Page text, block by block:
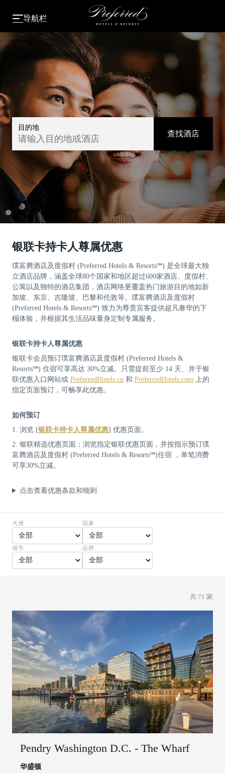
导航栏
目的地
请输入目的地或酒店
查找酒店
银联卡持卡人尊属优惠
璞富腾酒店及度假村 (Preferred Hotels & Resorts℠) 是全球最大独
立酒店品牌，涵盖全球80个国家和地区超过600家酒店、度假村、
公寓以及独特的酒店集团，酒店网络更覆盖热门旅游目的地如新
加坡、东京、吉隆坡、巴黎和伦敦等。璞富腾酒店及度假村
(Preferred Hotels & Resorts℠) 致力为尊贵宾客提供超凡奢华的下
榻体验，并根据其生活品味量身定制专属服务。
银联卡持卡人尊属优惠
银联卡会员预订璞富腾酒店及度假村 (Preferred Hotels &
Resorts℠) 住宿可享高达 30%立减。只需提前至少 14 天、并于银
联优惠入口网站或 PreferredHotels.cn 和 PreferredHotels.com 上的
指定页面预订，可畅享此优惠。
如何预订
1. 浏览 [银联卡持卡人尊属优惠] 优惠页面。
2. 银联精选优惠页面：浏览指定银联优惠页面，并按指示预订璞
富腾酒店及度假村 (Preferred Hotels & Resorts℠)住宿 ，单笔消费
可享30%立减。
点击查看优惠条款和细则
大洲 国家
城市 品牌
共 71 家
Pendry Washington D.C. - The Wharf
华盛顿